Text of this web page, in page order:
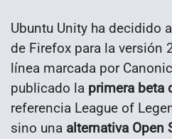
Ubuntu Unity ha decidido
de Firefox para la versión
línea marcada por
publicado la primera beta
referencia League of
sino una alternativa Open